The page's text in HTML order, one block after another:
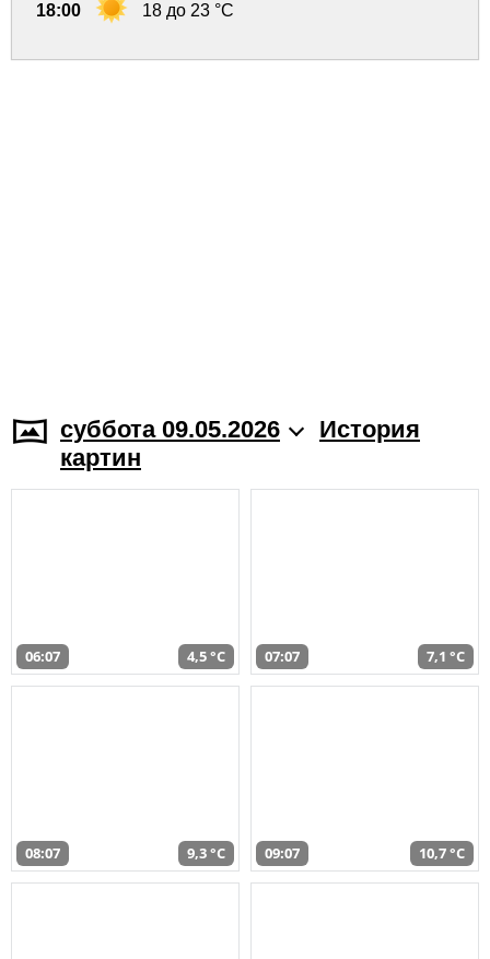
18:00 18 до 23 °C
суббота 09.05.2026
История
картин
06:07 4,5 °C 07:07 7,1 °C
08:07 9,3 °C 09:07 10,7 °C